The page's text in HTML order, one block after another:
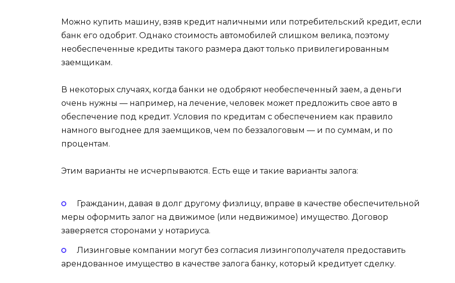
Можно купить машину, взяв кредит наличными или потребительский кредит, если
банк его одобрит. Однако стоимость автомобилей слишком велика, поэтому
необеспеченные кредиты такого размера дают только привилегированным
заемщикам.
В некоторых случаях, когда банки не одобряют необеспеченный заем, а деньги
очень нужны — например, на лечение, человек может предложить свое авто в
обеспечение под кредит. Условия по кредитам с обеспечением как правило
намного выгоднее для заемщиков, чем по беззалоговым — и по суммам, и по
процентам.
Этим варианты не исчерпываются. Есть еще и такие варианты залога:
Гражданин, давая в долг другому физлицу, вправе в качестве обеспечительной
меры оформить залог на движимое (или недвижимое) имущество. Договор
заверяется сторонами у нотариуса.
Лизинговые компании могут без согласия лизингополучателя предоставить
арендованное имущество в качестве залога банку, который кредитует сделку.